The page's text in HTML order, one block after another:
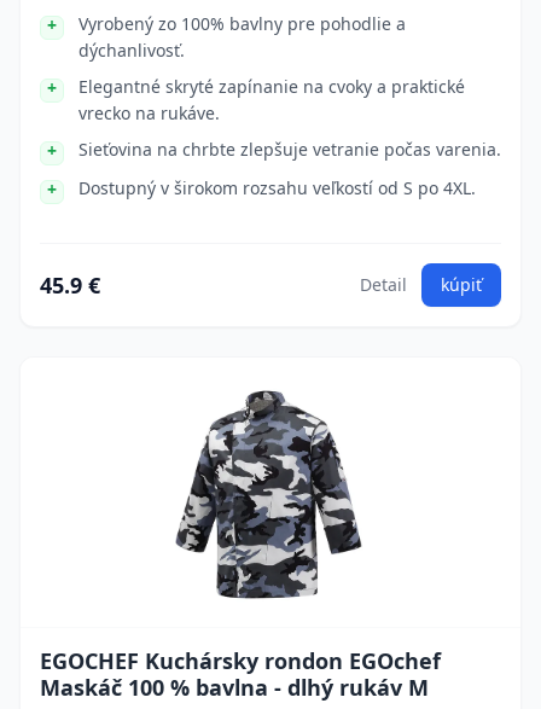
Vyrobený zo 100% bavlny pre pohodlie a
dýchanlivosť.
Elegantné skryté zapínanie na cvoky a praktické
vrecko na rukáve.
Sieťovina na chrbte zlepšuje vetranie počas varenia.
Dostupný v širokom rozsahu veľkostí od S po 4XL.
45.9 € Detail kúpiť
EGOCHEF Kuchársky rondon EGOchef
Maskáč 100 % bavlna - dlhý rukáv M